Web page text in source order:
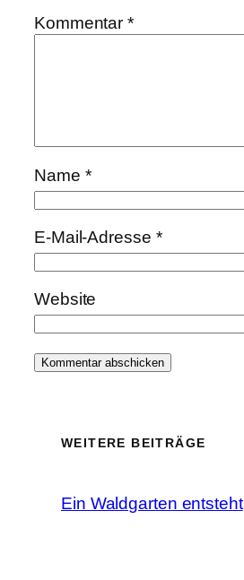
Kommentar*
Name *
E-Mail-Adresse *
Website
WEITERE BEITRÄGE
Ein Waldgarten entsteht